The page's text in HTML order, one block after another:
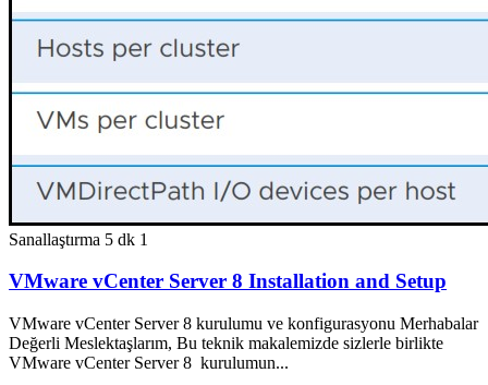
Sanallaştırma 5 dk 1
VMware vCenter Server 8 Installation and Setup
VMware vCenter Server 8 kurulumu ve konfigurasyonu Merhabalar
Değerli Meslektaşlarım, Bu teknik makalemizde sizlerle birlikte
VMware vCenter Server 8 kurulumun...